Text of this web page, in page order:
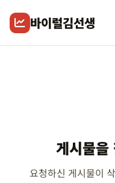
바이럴김선생
게시물을
요청하신 게시물이